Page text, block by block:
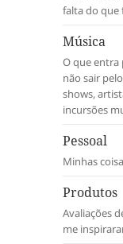
falta do que
Música
O que entra
não sair
shows,
incursões
Pessoal
Minhas
Produtos
Avaliações
me